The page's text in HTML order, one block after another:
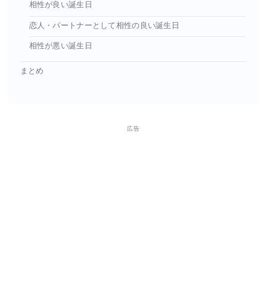
相性が良い誕生日
恋人・パートナーとして相性の良い誕生日
相性が悪い誕生日
まとめ
広告